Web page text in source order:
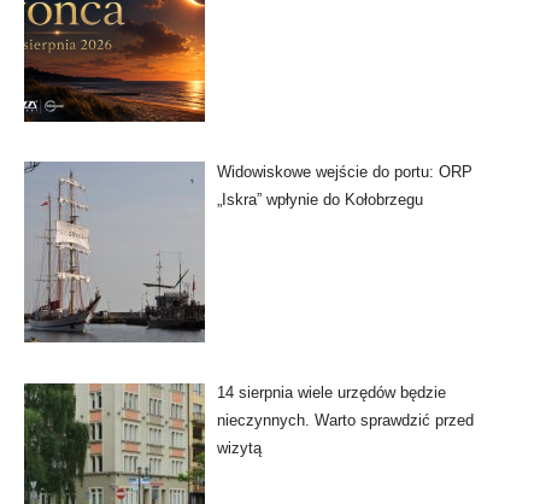
Widowiskowe wejście do portu: ORP
„Iskra” wpłynie do Kołobrzegu
14 sierpnia wiele urzędów będzie
nieczynnych. Warto sprawdzić przed
wizytą